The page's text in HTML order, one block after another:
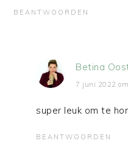
BEANTWOORDEN
Betina
7 juni 2022
super leuk om te
BEANTWOORDEN